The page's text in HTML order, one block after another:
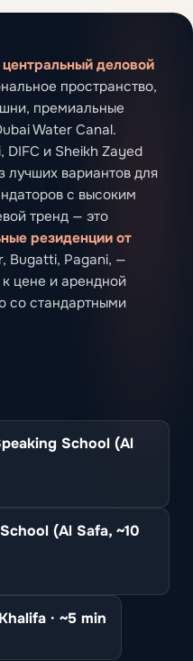
деловой
пространство,
премиальные
Water Canal.
DIFC и Sheikh Zayed
лучших вариантов для
с высоким
тренд — это
резиденции от
Bugatti, Pagani, —
цене и арендной
со стандартными
School (Al
(Al Safa, ~10
· ~5 min